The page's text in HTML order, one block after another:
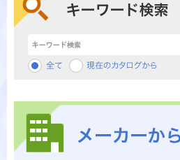
キーワード検索